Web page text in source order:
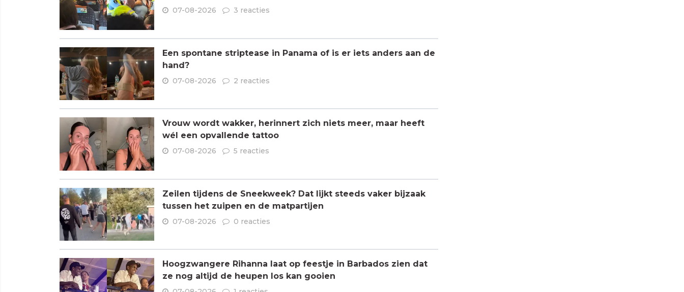
07-08-2026 3 reacties
Een spontane striptease in Panama of is er iets anders aan de
hand?
07-08-2026 2 reacties
Vrouw wordt wakker, herinnert zich niets meer, maar heeft
wél een opvallende tattoo
07-08-2026 5 reacties
Zeilen tijdens de Sneekweek? Dat lijkt steeds vaker bijzaak
tussen het zuipen en de matpartijen
07-08-2026 0 reacties
Hoogzwangere Rihanna laat op feestje in Barbados zien dat
ze nog altijd de heupen los kan gooien